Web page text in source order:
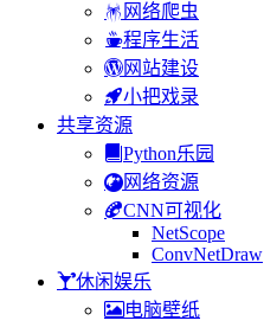
网络爬虫
程序生活
网站建设
小把戏录
共享资源
Python乐园
网络资源
CNN可视化
NetScope
ConvNetDraw
休闲娱乐
电脑壁纸